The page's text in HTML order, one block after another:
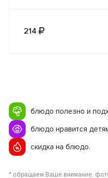
214
блюдо полезно и
блюдо нравится
скидка на блюдо.
* обращаем Ваше внимание,